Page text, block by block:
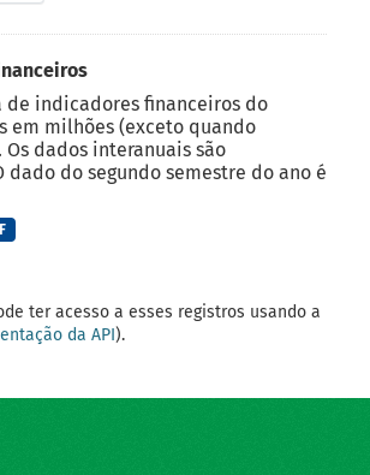
de indicadores financeiros do
em milhões (exceto quando
dados interanuais são
dado do segundo semestre do ano é
ter acesso a esses registros usando a
da API).